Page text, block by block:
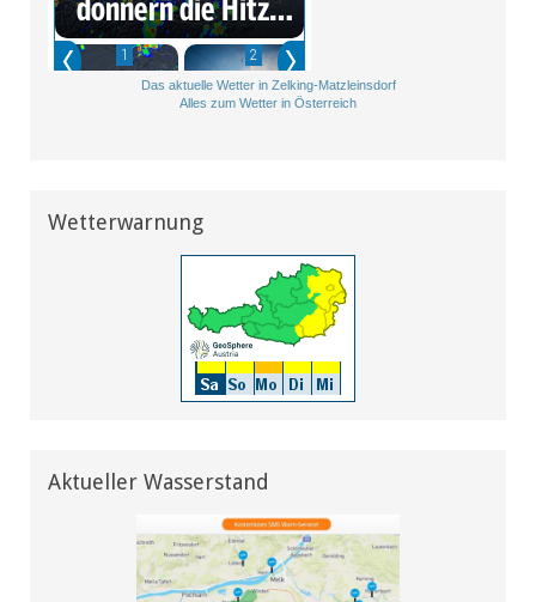
Das aktuelle Wetter in Zelking-Matzleinsdorf
Alles zum Wetter in Österreich
Wetterwarnung
Aktueller Wasserstand